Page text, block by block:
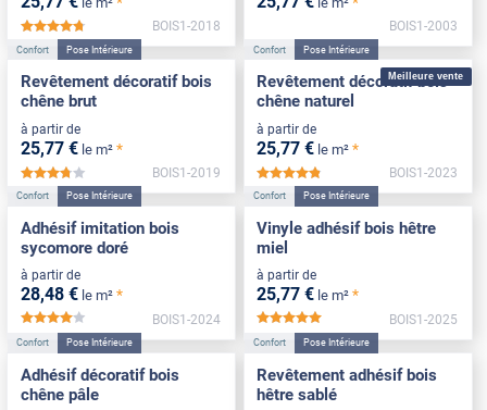
*****
BOIS1-2018 BOIS1-2003
Confort Pose Intérieure
Revêtement décoratif bois
chêne brut
à partir de
25,77 € le m² *
*****
BOIS1-2019
Meilleure vente
Confort Pose Intérieure
Revêtement décoratif bois
chêne naturel
à partir de
25,77 € le m² *
*****
BOIS1-2023
Confort Pose Intérieure
Adhésif imitation bois
sycomore doré
à partir de
28,48 € le m² *
*****
BOIS1-2024
Confort Pose Intérieure
Vinyle adhésif bois hêtre
miel
à partir de
25,77 € le m² *
BOIS1-2025
Confort Pose Intérieure
Adhésif décoratif bois
chêne pâle
Confort Pose Intérieure
Revêtement adhésif bois
hêtre sablé